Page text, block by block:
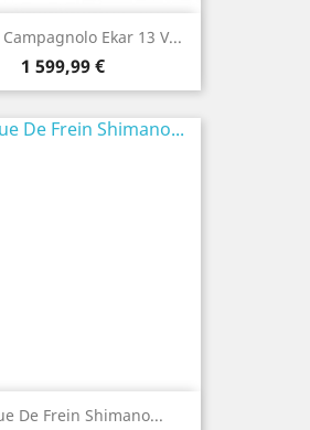
Ekar 13 V...
Prix
1 599,99 €
De Frein Shimano...